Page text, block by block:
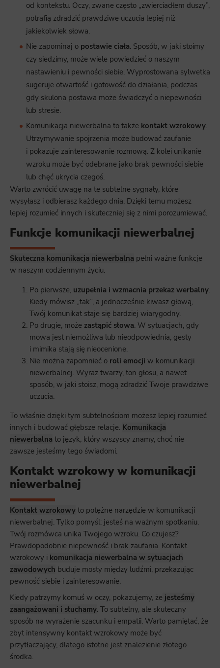
od kontekstu. Oczy, zwane często „zwierciadłem duszy”,
potrafią zdradzić prawdziwe uczucia lepiej niż
jakiekolwiek słowa.
Nie zapominaj o postawie ciała. Sposób, w jaki stoimy
czy siedzimy, może wiele powiedzieć o naszym
nastawieniu i pewności siebie. Wyprostowana sylwetka
sugeruje otwartość i gotowość do działania, podczas
gdy skulona postawa może świadczyć o niepewności
lub stresie.
Komunikacja niewerbalna to także kontakt wzrokowy.
Utrzymywanie spojrzenia może budować zaufanie
i pokazuje zainteresowanie rozmową. Z kolei unikanie
wzroku może być odebrane jako brak pewności siebie
lub chęć ukrycia czegoś.
Warto zwrócić uwagę na te subtelne sygnały, które
wysyłasz i odbierasz każdego dnia. Dzięki temu możesz
lepiej rozumieć innych i skuteczniej się z nimi porozumiewać.
Funkcje komunikacji niewerbalnej
Skuteczna komunikacja niewerbalna pełni ważne funkcje
w naszym codziennym życiu.
Po pierwsze, uzupełnia i wzmacnia przekaz werbalny.
Kiedy mówisz „tak”, a jednocześnie kiwasz głową,
Twój komunikat staje się bardziej wiarygodny.
Po drugie, może zastąpić słowa. W sytuacjach, gdy
mowa jest niemożliwa lub nieodpowiednia, gesty
i mimika stają się nieocenione.
Nie można zapomnieć o roli emocji w komunikacji
niewerbalnej. Wyraz twarzy, ton głosu, a nawet
sposób, w jaki stoisz, mogą zdradzić Twoje prawdziwe
uczucia.
To właśnie dzięki tym subtelnościom możesz lepiej rozumieć
innych i budować głębsze relacje. Komunikacja
niewerbalna to język, który wszyscy znamy, choć nie
zawsze jesteśmy tego świadomi.
Kontakt wzrokowy w komunikacji
niewerbalnej
Kontakt wzrokowy to potężne narzędzie w komunikacji
niewerbalnej. Tylko pomyśl: jesteś na ważnym spotkaniu.
Twój rozmówca unika Twojego wzroku. Co czujesz?
Prawdopodobnie niepewność i brak zaufania. Kontakt
wzrokowy i komunikacja niewerbalna w sytuacjach
zawodowych buduje mosty między ludźmi, przekazując
pewność siebie i zainteresowanie.
Kiedy patrzymy komuś w oczy, pokazujemy, że jesteśmy
zaangażowani i słuchamy. To subtelny, ale skuteczny
sposób na wyrażenie szacunku i empatii. Warto pamiętać, że
zbyt intensywny kontakt wzrokowy może być
przytłaczający, dlatego istotne jest znalezienie złotego
środka.